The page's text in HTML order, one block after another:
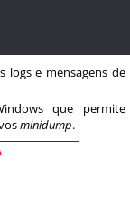
logs e mensagens de
que permite
minidump.